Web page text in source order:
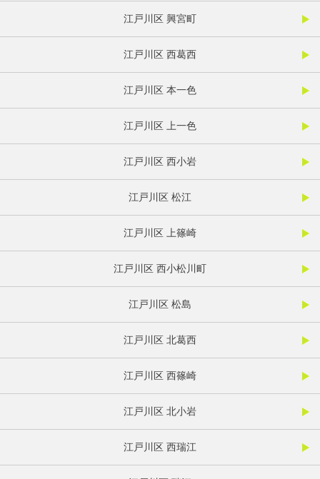
江戸川区 興宮町
江戸川区 西葛西
江戸川区 本一色
江戸川区 上一色
江戸川区 西小岩
江戸川区 松江
江戸川区 上篠崎
江戸川区 西小松川町
江戸川区 松島
江戸川区 北葛西
江戸川区 西篠崎
江戸川区 北小岩
江戸川区 西瑞江